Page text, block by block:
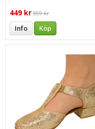
449 kr 859 kr
Info Köp